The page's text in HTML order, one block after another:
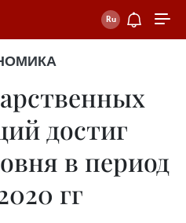
достиг
в период
гг